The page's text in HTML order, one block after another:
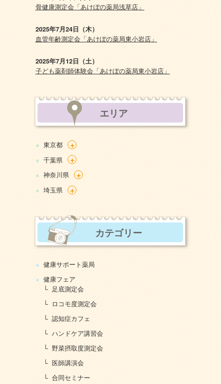
骨健康測定会「あけぼの薬局浅草店」
2025年7月24日（木）
血管年齢測定会「あけぼの薬局東小岩店」
2025年7月12日（土）
子ども薬剤師体験会「あけぼの薬局東小岩店」
エリア
東京都 +
千葉県 +
神奈川県 +
埼玉県 +
カテゴリー
健康サポート薬局
健康フェア
足底測定会
ロコモ度測定会
認知症カフェ
ハンドケア講習会
野菜摂取度測定会
医師講演会
合同セミナー